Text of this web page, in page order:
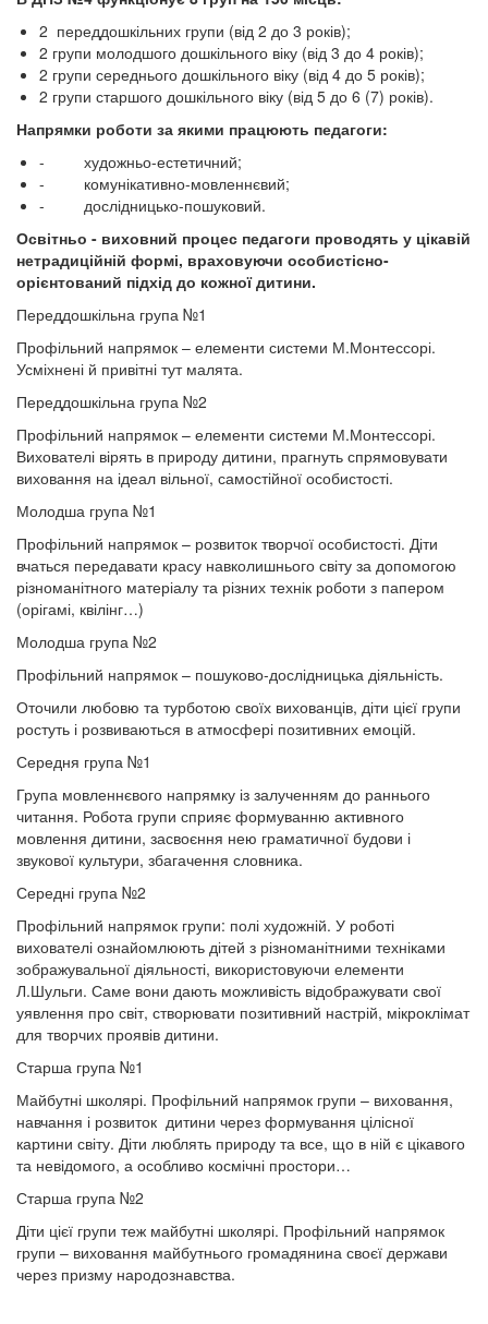
2 переддошкільних групи (від 2 до 3 років);
2 групи молодшого дошкільного віку (від 3 до 4 років);
2 групи середнього дошкільного віку (від 4 до 5 років);
2 групи старшого дошкільного віку (від 5 до 6 (7) років).
Напрямки роботи за якими працюють педагоги:
- художньо-естетичний;
- комунікативно-мовленнєвий;
- дослідницько-пошуковий.
Освітньо - виховний процес педагоги проводять у цікавій
нетрадиційній формі, враховуючи особистісно-
орієнтований підхід до кожної дитини.
Переддошкільна група №1
Профільний напрямок – елементи системи М.Монтессорі.
Усміхнені й привітні тут малята.
Переддошкільна група №2
Профільний напрямок – елементи системи М.Монтессорі.
Вихователі вірять в природу дитини, прагнуть спрямовувати
виховання на ідеал вільної, самостійної особистості.
Молодша група №1
Профільний напрямок – розвиток творчої особистості. Діти
вчаться передавати красу навколишнього світу за допомогою
різноманітного матеріалу та різних технік роботи з папером
(орігамі, квілінг…)
Молодша група №2
Профільний напрямок – пошуково-дослідницька діяльність.
Оточили любовю та турботою своїх вихованців, діти цієї групи
ростуть і розвиваються в атмосфері позитивних емоцій.
Середня група №1
Група мовленнєвого напрямку із залученням до раннього
читання. Робота групи сприяє формуванню активного
мовлення дитини, засвоєння нею граматичної будови і
звукової культури, збагачення словника.
Середні група №2
Профільний напрямок групи: полі художній. У роботі
вихователі ознайомлюють дітей з різноманітними техніками
зображувальної діяльності, використовуючи елементи
Л.Шульги. Саме вони дають можливість відображувати свої
уявлення про світ, створювати позитивний настрій, мікроклімат
для творчих проявів дитини.
Старша група №1
Майбутні школярі. Профільний напрямок групи – виховання,
навчання і розвиток дитини через формування цілісної
картини світу. Діти люблять природу та все, що в ній є цікавого
та невідомого, а особливо космічні простори…
Старша група №2
Діти цієї групи теж майбутні школярі. Профільний напрямок
групи – виховання майбутнього громадянина своєї держави
через призму народознавства.